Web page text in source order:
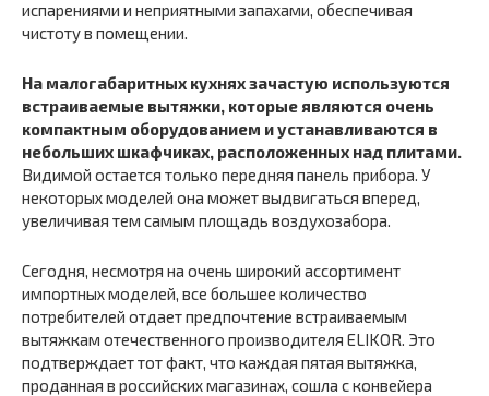
испарениями и неприятными запахами, обеспечивая
чистоту в помещении.
На малогабаритных кухнях зачастую используются
встраиваемые вытяжки, которые являются очень
компактным оборудованием и устанавливаются в
небольших шкафчиках, расположенных над плитами.
Видимой остается только передняя панель прибора. У
некоторых моделей она может выдвигаться вперед,
увеличивая тем самым площадь воздухозабора.
Сегодня, несмотря на очень широкий ассортимент
импортных моделей, все большее количество
потребителей отдает предпочтение встраиваемым
вытяжкам отечественного производителя ELIKOR. Это
подтверждает тот факт, что каждая пятая вытяжка,
проданная в российских магазинах, сошла с конвейера